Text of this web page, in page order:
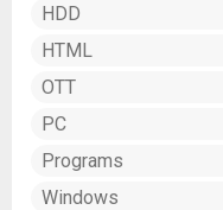
HDD
HTML
OTT
PC
Programs
Windows